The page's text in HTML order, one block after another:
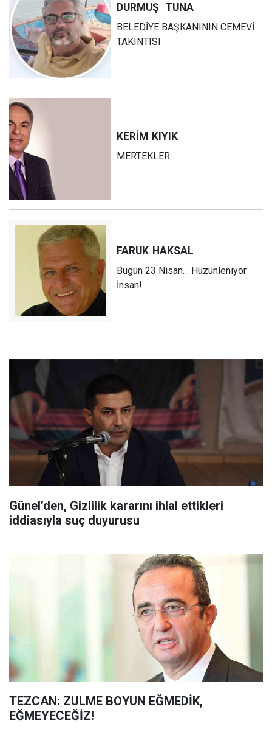
DURMUŞ TUNA
BELEDİYE BAŞKANININ CEMEVİ
TAKINTISI
KERİM KIYIK
MERTEKLER
FARUK HAKSAL
Bugün 23 Nisan… Hüzünleniyor
İnsan!
Günel’den, Gizlilik kararını ihlal ettikleri
iddiasıyla suç duyurusu
TEZCAN: ZULME BOYUN EĞMEDİK,
EĞMEYECEĞİZ!